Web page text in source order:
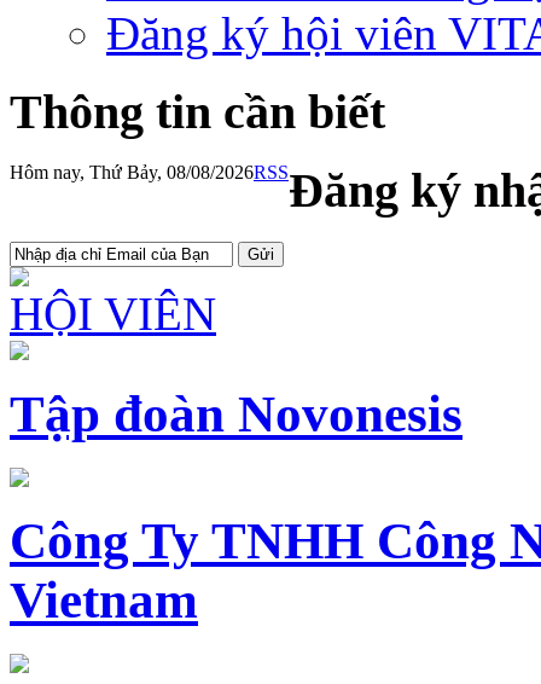
Đăng ký hội viên
Thông tin cần biết
Hôm nay, Thứ Bảy, 08/08/2026RSSĐăng ký
HỘI VIÊN
Tập đoàn Novonesis
Công Ty TNHH Công
Vietnam